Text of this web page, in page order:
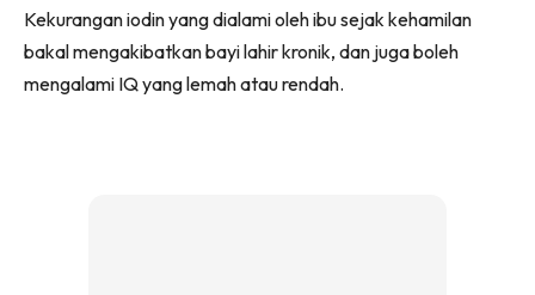
Kekurangan iodin yang dialami oleh ibu sejak kehamilan
bakal mengakibatkan bayi lahir kronik, dan juga boleh
mengalami IQ yang lemah atau rendah.